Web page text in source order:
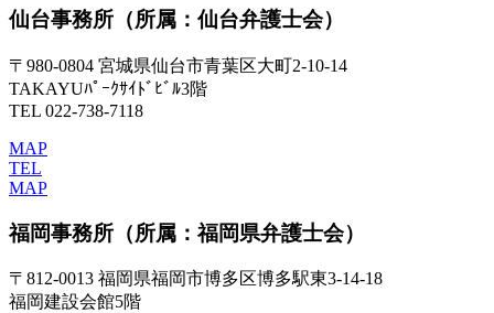
仙台事務所 （所属：仙台弁護士会）
〒980-0804 宮城県仙台市青葉区大町2-10-14
TAKAYUﾊﾟｰｸｻｲﾄﾞﾋﾞﾙ3階
TEL 022-738-7118
MAP
TEL
MAP
福岡事務所 （所属：福岡県弁護士会）
〒812-0013 福岡県福岡市博多区博多駅東3-14-18
福岡建設会館5階